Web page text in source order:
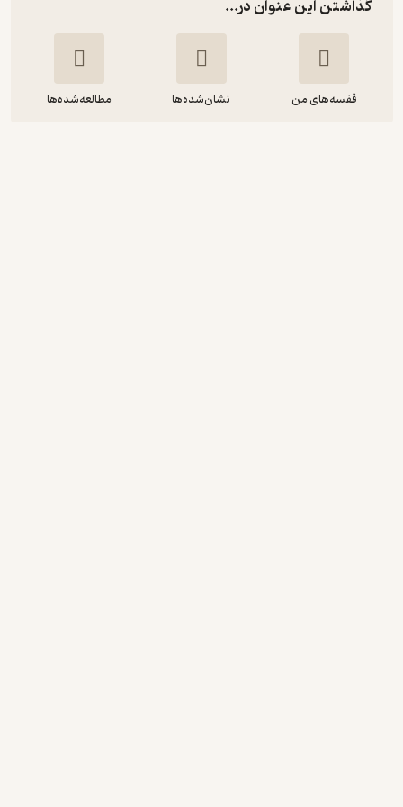
گذاشتن این عنوان در...
قفسه‌های من نشان‌شده‌ها مطالعه‌شده‌ها